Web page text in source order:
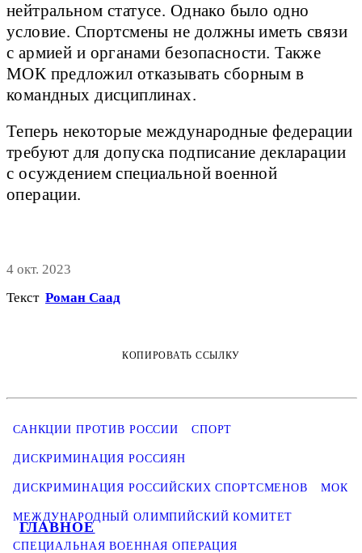
ГЛАВНОЕ
нейтральном статусе. Однако было одно
условие. Спортсмены не должны иметь связи
с армией и органами безопасности. Также
МОК предложил отказывать сборным в
командных дисциплинах.
Теперь некоторые международные федерации
требуют для допуска подписание декларации
с осуждением специальной военной
операции.
4 окт. 2023
Текст Роман Саад
КОПИРОВАТЬ ССЫЛКУ
САНКЦИИ ПРОТИВ РОССИИ СПОРТ
ДИСКРИМИНАЦИЯ РОССИЯН
ДИСКРИМИНАЦИЯ РОССИЙСКИХ СПОРТСМЕНОВ МОК
МЕЖДУНАРОДНЫЙ ОЛИМПИЙСКИЙ КОМИТЕТ
СПЕЦИАЛЬНАЯ ВОЕННАЯ ОПЕРАЦИЯ